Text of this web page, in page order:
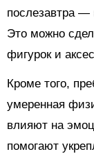
послезавтра
Это можно
фигурок и
Кроме того,
умеренная
влияют на
помогают